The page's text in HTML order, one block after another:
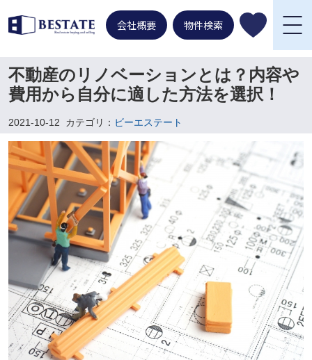
会社概要 物件検索
不動産のリノベーションとは？内容や
費用から自分に適した方法を選択！
2021-10-12 カテゴリ： ビーエステート